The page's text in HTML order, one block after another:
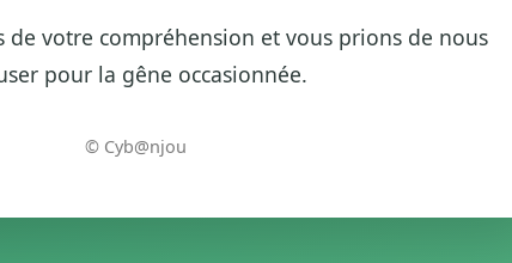
de votre compréhension et vous prions de nous
pour la gêne occasionnée.
© Cyb@njou